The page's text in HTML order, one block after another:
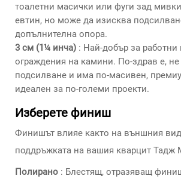
тоалетни масички или фуги зад
евтин, но може да изисква
допълнителна опора.
3 см (1¼ инча) : Най-добър за работни
ограждения на камини. По-здрав е,
подсилване и има по-масивен,
идеален за по-големи проекти.
Изберете финиш
Финишът влияе както на външния
поддръжката на вашия кварцит Тадж
Полирано : Блестящ, отразяващ